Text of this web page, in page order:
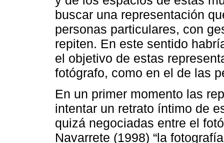
buscar una representación
personas particulares, con
repiten. En este sentido
el objetivo de estas
fotógrafo, como en el de las
En un primer momento las
intentar un retrato íntimo de
quizá negociadas entre el
Navarrete (1998) “la